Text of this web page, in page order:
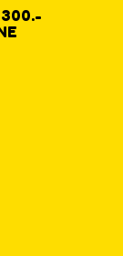
300.-